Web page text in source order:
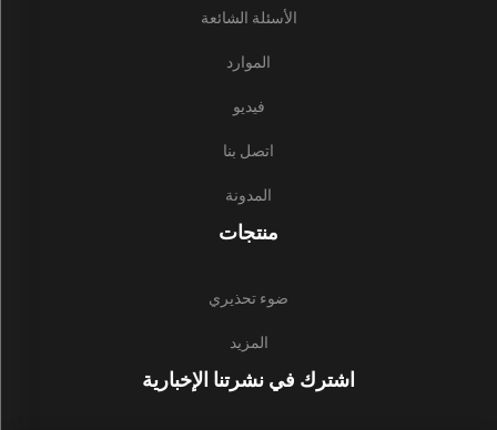
الأسئلة الشائعة
الموارد
فيديو
اتصل بنا
المدونة
منتجات
ضوء تحذيري
المزيد
اشترك في نشرتنا الإخبارية